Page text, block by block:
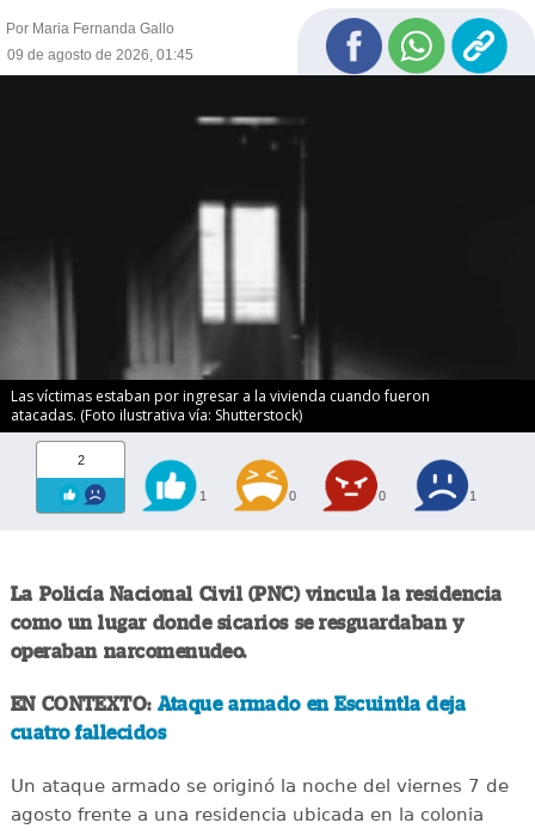
Por Maria Fernanda Gallo
09 de agosto de 2026, 01:45
Las víctimas estaban por ingresar a la vivienda cuando fueron
atacadas. (Foto ilustrativa vía: Shutterstock)
2
1 0 0 1
La Policía Nacional Civil (PNC) vincula la residencia
como un lugar donde sicarios se resguardaban y
operaban narcomenudeo.
EN CONTEXTO: Ataque armado en Escuintla deja
cuatro fallecidos
Un ataque armado se originó la noche del viernes 7 de
agosto frente a una residencia ubicada en la colonia